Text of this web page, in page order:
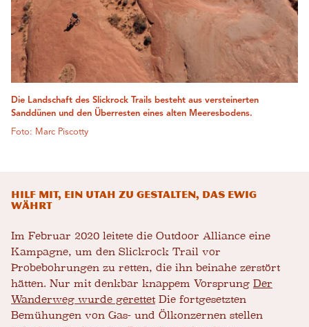
Die Landschaft des Slickrock Trails besteht aus versteinerten
Sanddünen und den Überresten eines alten Meeresbodens.
Foto: Marc Piscotty
Hilf mit, ein Utah zu gestalten, das ewig
währt
Im Februar 2020 leitete die Outdoor Alliance eine
Kampagne, um den Slickrock Trail vor
Probebohrungen zu retten, die ihn beinahe zerstört
hätten. Nur mit denkbar knappem Vorsprung Der
Wanderweg wurde gerettet Die fortgesetzten
Bemühungen von Gas- und Ölkonzernen stellen